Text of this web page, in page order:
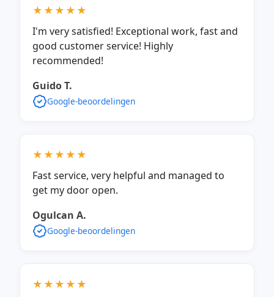
★★★★★
I'm very satisfied! Exceptional work, fast and
good customer service! Highly
recommended!
Guido T.
Google-beoordelingen
★★★★★
Fast service, very helpful and managed to
get my door open.
Ogulcan A.
Google-beoordelingen
★★★★★